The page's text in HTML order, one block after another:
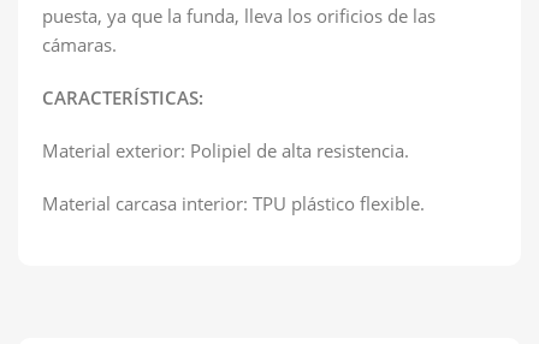
puesta, ya que la funda, lleva los orificios de las
cámaras.
CARACTERÍSTICAS:
Material exterior: Polipiel de alta resistencia.
Material carcasa interior: TPU plástico flexible.